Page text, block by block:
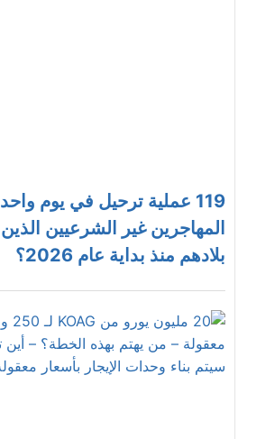
119 عملية ترحيل في يوم
المهاجرين غير الشرعيين
بلادهم منذ بداية عام 2026؟